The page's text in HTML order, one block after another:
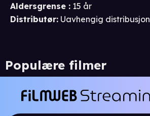
Aldersgrense : 15 år
Distributør: Uavhengig distribusjon
Populære filmer